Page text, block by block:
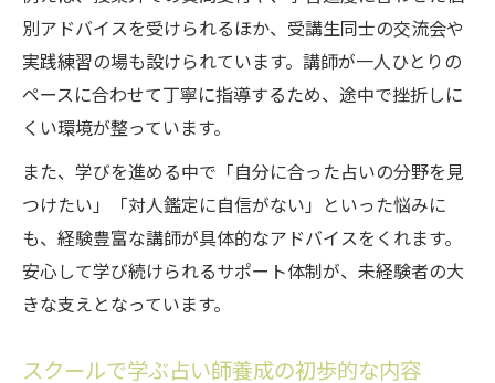
別アドバイスを受けられるほか、受講生同士の交流会や
実践練習の場も設けられています。講師が一人ひとりの
ペースに合わせて丁寧に指導するため、途中で挫折しに
くい環境が整っています。
また、学びを進める中で「自分に合った占いの分野を見
つけたい」「対人鑑定に自信がない」といった悩みに
も、経験豊富な講師が具体的なアドバイスをくれます。
安心して学び続けられるサポート体制が、未経験者の大
きな支えとなっています。
スクールで学ぶ占い師養成の初歩的な内容